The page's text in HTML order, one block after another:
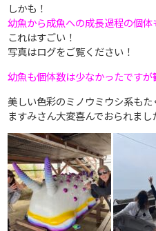
しかも！
幼魚から成魚への成長過程の個体
これはすごい！
写真はログをご覧ください！
幼魚も個体数は少なかったですが
美しい色彩のミノウミウシ系もた
ますみさん大変喜んでおられまし